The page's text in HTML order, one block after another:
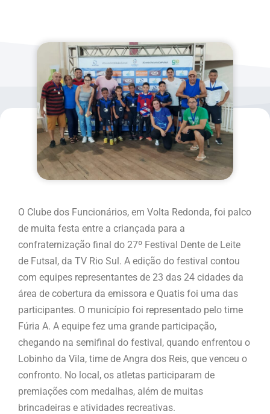
O Clube dos Funcionários, em Volta Redonda, foi palco
de muita festa entre a criançada para a
confraternização final do 27º Festival Dente de Leite
de Futsal, da TV Rio Sul. A edição do festival contou
com equipes representantes de 23 das 24 cidades da
área de cobertura da emissora e Quatis foi uma das
participantes. O município foi representado pelo time
Fúria A. A equipe fez uma grande participação,
chegando na semifinal do festival, quando enfrentou o
Lobinho da Vila, time de Angra dos Reis, que venceu o
confronto. No local, os atletas participaram de
premiações com medalhas, além de muitas
brincadeiras e atividades recreativas.